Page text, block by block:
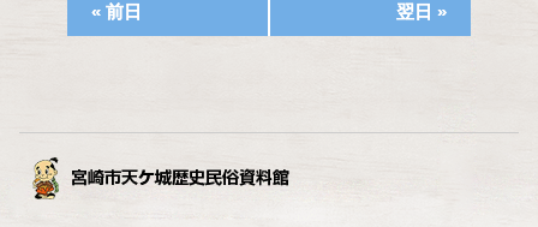
« 前日 翌日 »